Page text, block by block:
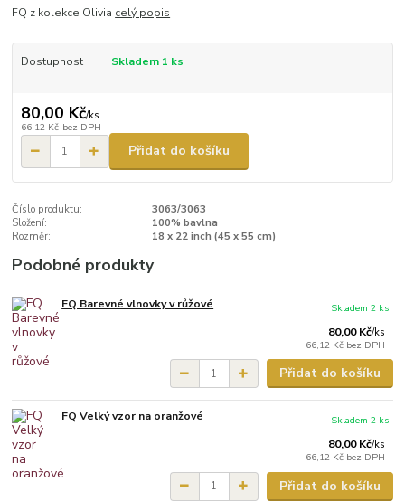
FQ z kolekce Olivia celý popis
Dostupnost Skladem 1 ks
80,00 Kč/ks
66,12 Kč bez DPH
Přidat do košíku
Číslo produktu:
3063/3063
Složení:
100% bavlna
Rozměr:
18 x 22 inch (45 x 55 cm)
Podobné produkty
FQ Barevné vlnovky v růžové
80,00 Kč/ks
66,12 Kč bez DPH
Skladem 2 ks
Přidat do košíku
FQ Velký vzor na oranžové
80,00 Kč/ks
66,12 Kč bez DPH
Skladem 2 ks
Přidat do košíku